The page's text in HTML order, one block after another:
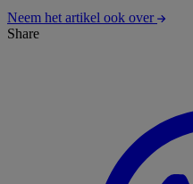
Neem het artikel ook over
Share